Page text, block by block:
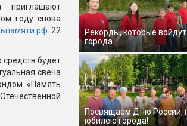
приглашают
году снова
22
средств будет
свеча
«Память
Рекорды, которые
города
Посвящаем Дню России,
юбилею города!